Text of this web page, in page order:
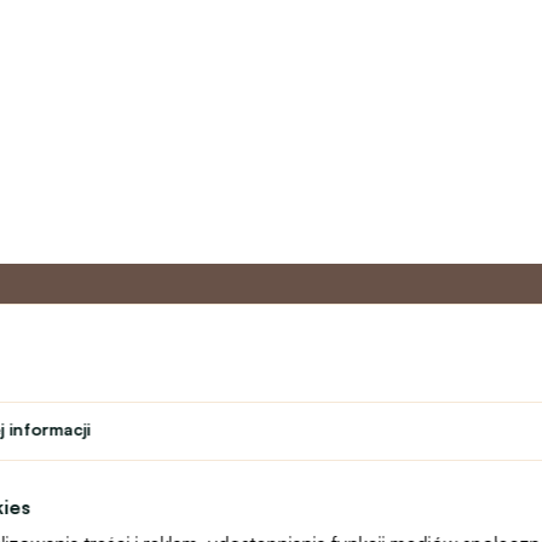
informacji
partnerski
Program lojalnościowy
text_faq